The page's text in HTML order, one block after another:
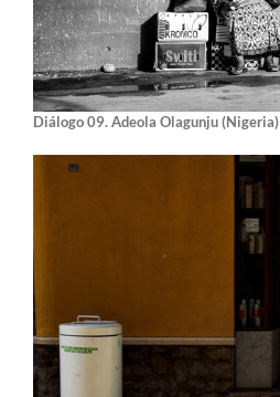
Diálogo 09. Adeola Olagunju (Nigeria)